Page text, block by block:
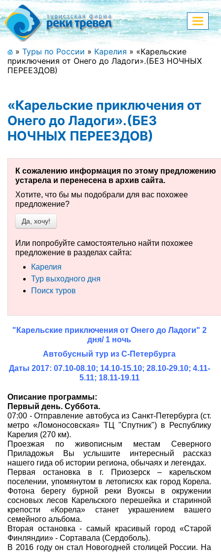
Меню
+7 (911) 182-44-68
Адрес офиса, контакты
Главная
Праздничные туры
Страны и направления
Поиск тура
Туры по России
Автобусные туры
Круизы
Авиабилеты
Туристическая страховка
Услуги
Отзывы
меню
» Туры по России » Карелия » «Карельские
приключения от Онего до Ладоги».(БЕЗ НОЧНЫХ
ПЕРЕЕЗДОВ)
«Карельские приключения от
Онего до Ладоги».(БЕЗ
НОЧНЫХ ПЕРЕЕЗДОВ)
К сожалению информация по этому предложению
устарела и перенесена в архив сайта.
Хотите, что бы мы подобрали для вас похожее
предложение?
Да, хочу!
Или попробуйте самостоятельно найти похожее
предложение в разделах сайта:
Карелия
Тур выходного дня
Поиск туров
"Карельские приключения от Онего до Ладоги" 2
дня/ 1 ночь
Автобусный тур из С-Петербурга
Даты 2017: 07.10-08.10; 14.10-15.10; 28.10-29.10; 4.11-
5.11; 18.11-19.11
Описание программы:
Первый день. Суббота.
07:00 - Отправление автобуса из Санкт-Петербурга (ст.
метро «Ломоносовская» ТЦ "Спутник") в Республику
Карелия (270 км).
Проезжая по живописным местам Северного
Приладожья Вы услышите интересный рассказ
нашего гида об истории региона, обычаях и легендах.
Первая остановка в г. Приозерск – карельском
поселении, упомянутом в летописях как город Корела.
Фотона берегу бурной реки Вуоксы в окружении
сосновых лесов Карельского перешейка и старинной
крепости «Корела» станет украшением вашего
семейного альбома.
Вторая остановка - самый красивый город «Старой
Финляндии» - Сортавала (Сердоболь).
В 2016 году он стал Новогодней столицей России. На